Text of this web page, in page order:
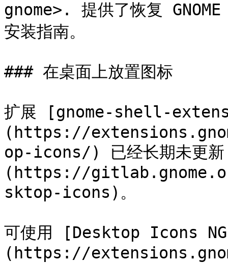
gnome>. 提供了恢复
安装指南。
### 在桌面上放置图标
扩展 [gnome-shell-
(https://
op-icons/) 已经长期未更
(https://
sktop-icons)。
可使用 [Desktop Icons
(https://